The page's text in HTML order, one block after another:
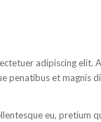
adipiscing elit.
penatibus et magnis
eu, pretium